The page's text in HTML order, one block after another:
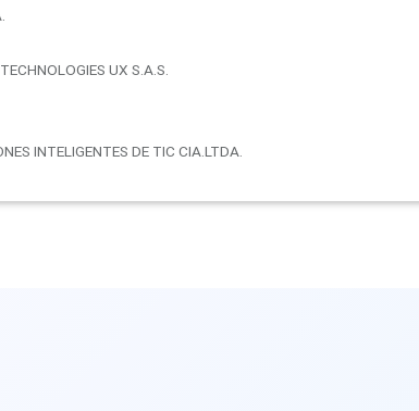
UX S.A.S.
INTELIGENTES DE TIC CIA.LTDA.